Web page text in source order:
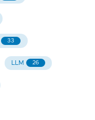
33
LLM 26